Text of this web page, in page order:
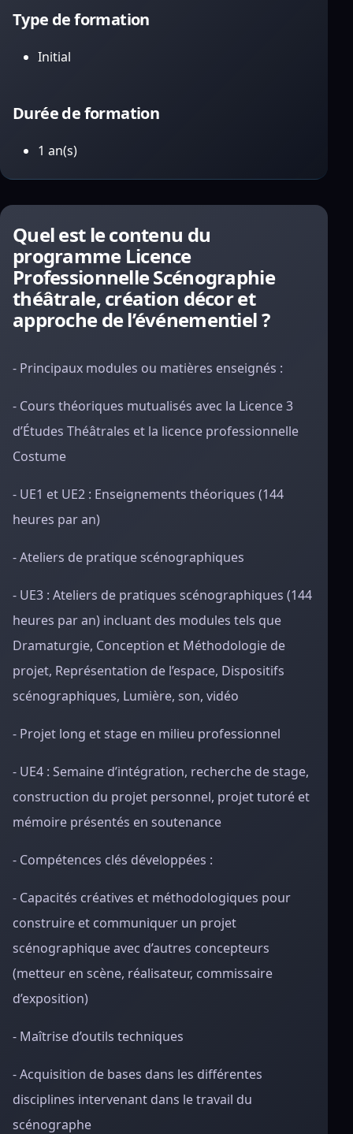
Type de formation
Initial
Durée de formation
1 an(s)
Quel est le contenu du
programme Licence
Professionnelle Scénographie
théâtrale, création décor et
approche de l’événementiel ?
- Principaux modules ou matières enseignés :
- Cours théoriques mutualisés avec la Licence 3
d’Études Théâtrales et la licence professionnelle
Costume
- UE1 et UE2 : Enseignements théoriques (144
heures par an)
- Ateliers de pratique scénographiques
- UE3 : Ateliers de pratiques scénographiques (144
heures par an) incluant des modules tels que
Dramaturgie, Conception et Méthodologie de
projet, Représentation de l’espace, Dispositifs
scénographiques, Lumière, son, vidéo
- Projet long et stage en milieu professionnel
- UE4 : Semaine d’intégration, recherche de stage,
construction du projet personnel, projet tutoré et
mémoire présentés en soutenance
- Compétences clés développées :
- Capacités créatives et méthodologiques pour
construire et communiquer un projet
scénographique avec d’autres concepteurs
(metteur en scène, réalisateur, commissaire
d’exposition)
- Maîtrise d’outils techniques
- Acquisition de bases dans les différentes
disciplines intervenant dans le travail du
scénographe